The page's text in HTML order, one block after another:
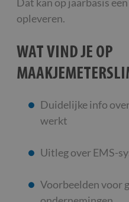
opleveren.
WAT VIND JE OP
Duidelijke info
werkt
Uitleg over EMS-
Voorbeelden voor